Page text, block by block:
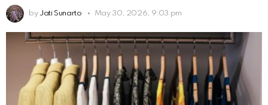
by Jati Sunarto May 30, 2026, 9:03 pm